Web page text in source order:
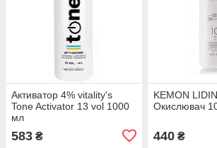
Активатор 4% vitality's
Tone Activator 13 vol 1000
мл
583 ₴
KEMON
Окислювач
440₴